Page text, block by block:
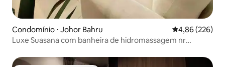
Condomínio ⋅ Johor Bahru 4,86 de uma
4,86 (226)
Luxe Suasana com banheira de hidromassagem nr